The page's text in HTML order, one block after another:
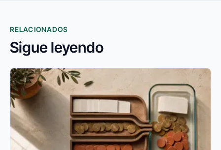
RELACIONADOS
Sigue leyendo